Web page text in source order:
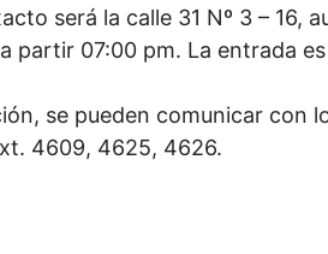
será la calle 31 Nº 3 – 16,
partir 07:00 pm. La entrada
se pueden comunicar con
4609, 4625, 4626.